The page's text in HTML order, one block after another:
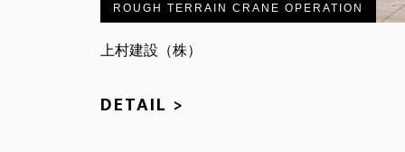
ROUGH TERRAIN CRANE OPERATION
上村建設（株）
DETAIL >